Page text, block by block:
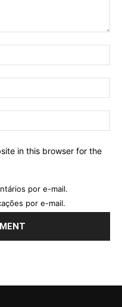
in this browser for the
por e-mail.
por e-mail.